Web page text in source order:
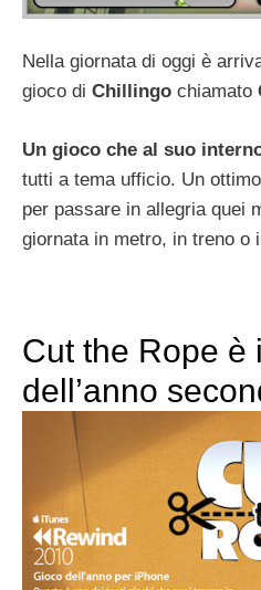
Nella giornata di oggi è
gioco di Chillingo chiamato
Un gioco che al suo
tutti a tema ufficio. Un
per passare in allegria quei
giornata in metro, in treno o
Cut the Rope è
dell’anno